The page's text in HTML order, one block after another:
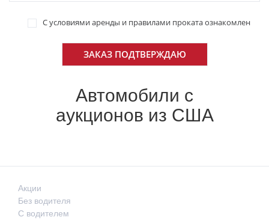
С условиями аренды и правилами проката ознакомлен
Автомобили с
аукционов из США
Акции
Без водителя
С водителем